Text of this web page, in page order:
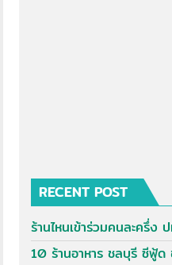
RECENT POST
ร้านไหนเข้าร่วมคนละครึ่ง
10 ร้านอาหาร ชลบุรี ซีฟู้